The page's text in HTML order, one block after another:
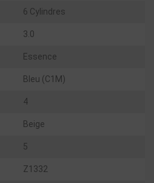
6 Cylindres
3.0
Essence
Bleu (C1M)
4
Beige
5
Z1332